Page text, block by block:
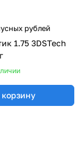
рублей
1.75 3DSTech
корзину